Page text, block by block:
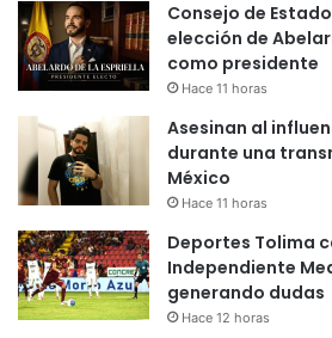
Consejo de
elección de
como presidente
Hace 11 horas
Asesinan al
durante una
México
Hace 11 horas
Deportes Tolima
Independiente
generando dudas
Hace 12 horas